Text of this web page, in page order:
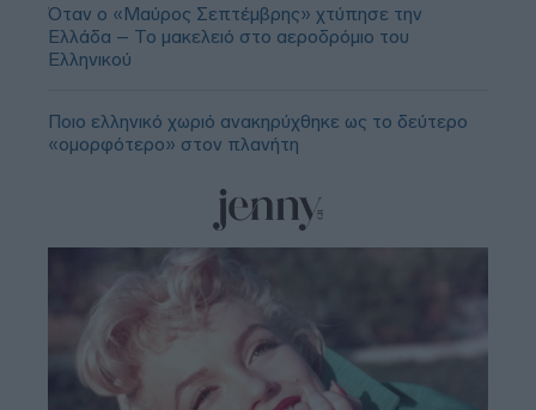
Όταν ο «Μαύρος Σεπτέμβρης» χτύπησε την
Ελλάδα – Το μακελειό στο αεροδρόμιο του
Ελληνικού
Ποιο ελληνικό χωριό ανακηρύχθηκε ως το δεύτερο
«ομορφότερο» στον πλανήτη